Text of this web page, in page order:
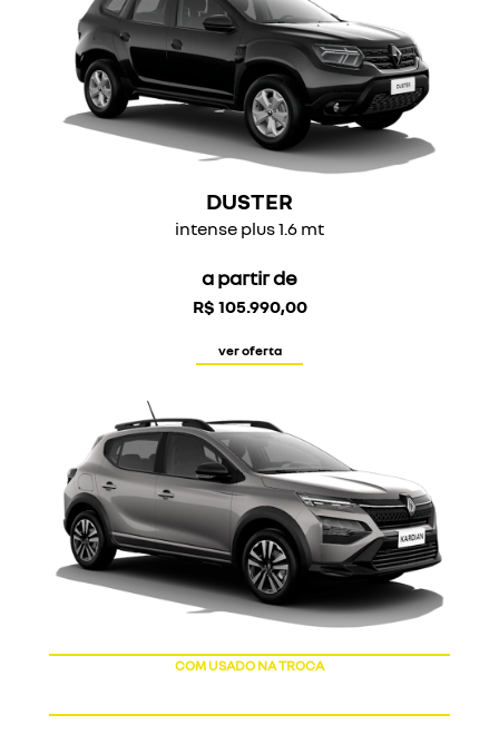
DUSTER
intense plus 1.6 mt
a partir de
R$ 105.990,00
ver oferta
COM USADO NA TROCA